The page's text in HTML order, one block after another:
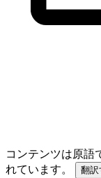
コンテンツは原語
れています。
翻訳